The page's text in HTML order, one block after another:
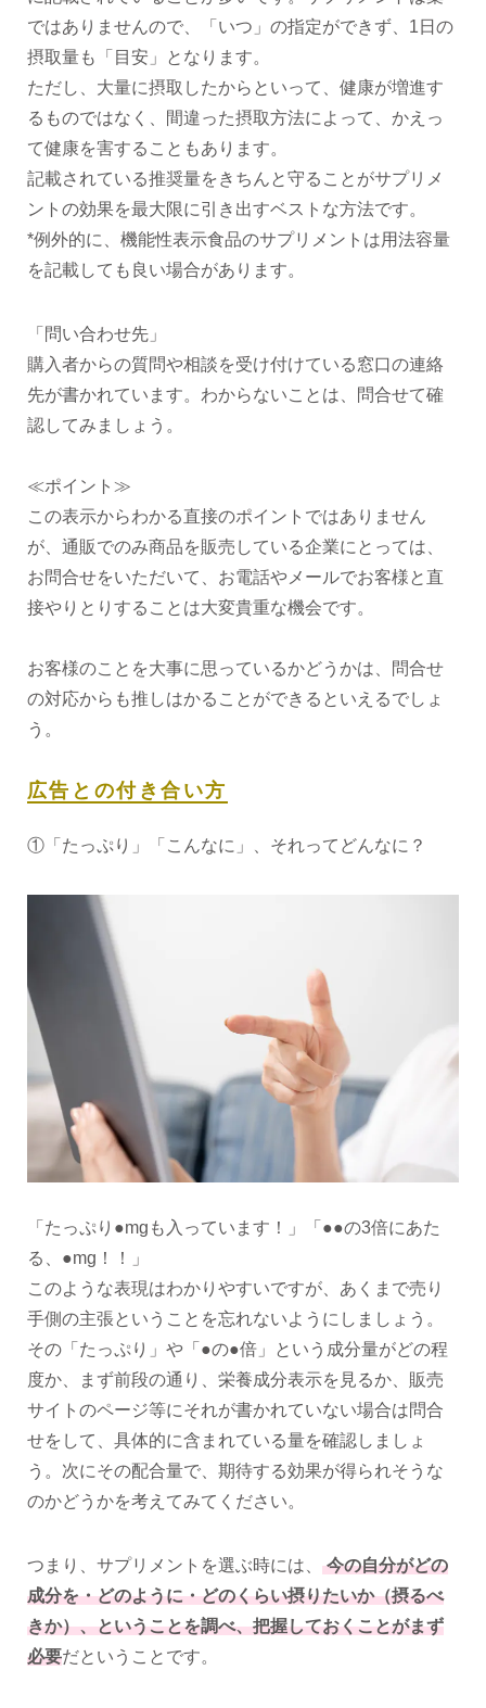
ではありませんので、「いつ」の指定ができず、1日の
摂取量も「目安」となります。
ただし、大量に摂取したからといって、健康が増進す
るものではなく、間違った摂取方法によって、かえっ
て健康を害することもあります。
記載されている推奨量をきちんと守ることがサプリメ
ントの効果を最大限に引き出すベストな方法です。
*例外的に、機能性表示食品のサプリメントは用法容量
を記載しても良い場合があります。
「問い合わせ先」
購入者からの質問や相談を受け付けている窓口の連絡
先が書かれています。わからないことは、問合せて確
認してみましょう。
≪ポイント≫
この表示からわかる直接のポイントではありません
が、通販でのみ商品を販売している企業にとっては、
お問合せをいただいて、お電話やメールでお客様と直
接やりとりすることは大変貴重な機会です。
お客様のことを大事に思っているかどうかは、問合せ
の対応からも推しはかることができるといえるでしょ
う。
広告との付き合い方
①「たっぷり」「こんなに」、それってどんなに？
「たっぷり●mgも入っています！」「●●の3倍にあた
る、●mg！！」
このような表現はわかりやすいですが、あくまで売り
手側の主張ということを忘れないようにしましょう。
その「たっぷり」や「●の●倍」という成分量がどの程
度か、まず前段の通り、栄養成分表示を見るか、販売
サイトのページ等にそれが書かれていない場合は問合
せをして、具体的に含まれている量を確認しましょ
う。次にその配合量で、期待する効果が得られそうな
のかどうかを考えてみてください。
つまり、サプリメントを選ぶ時には、 今の自分がどの
成分を・どのように・どのくらい摂りたいか（摂るべ
きか）、ということを調べ、把握しておくことがまず
必要だということです。